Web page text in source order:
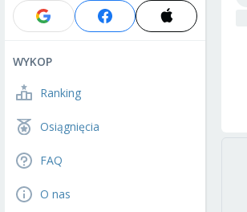
WYKOP
Ranking
Osiągnięcia
FAQ
O nas